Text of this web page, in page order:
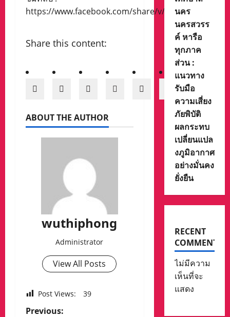
https://www.facebook.com/share/v/14Gc7oXKF8i/
Share this content:
ABOUT THE AUTHOR
wuthiphong
Administrator
View All Posts
Post Views: 39
Previous:
นคร
นครสวรร
ค์ หารือ
ทุกภาค
ส่วน :
แนวทาง
รับมือ
ความเสี่ยง
ภัยพิบัติ
ผลกระทบ
เปลี่ยนแปล
งภูมิอากาศ
อย่างมั่นคง
ยั่งยืน
RECENT
COMMENTS
ไม่มีความ
เห็นที่จะ
แสดง